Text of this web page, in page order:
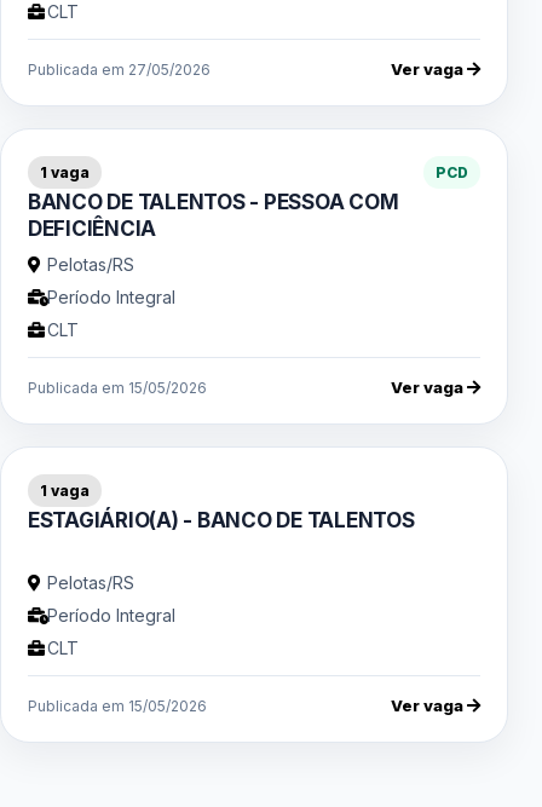
CLT
Publicada em 27/05/2026 Ver vaga
1 vaga PCD
BANCO DE TALENTOS - PESSOA COM
DEFICIÊNCIA
Pelotas/RS
Período Integral
CLT
Publicada em 15/05/2026 Ver vaga
1 vaga
ESTAGIÁRIO(A) - BANCO DE TALENTOS
Pelotas/RS
Período Integral
CLT
Publicada em 15/05/2026 Ver vaga